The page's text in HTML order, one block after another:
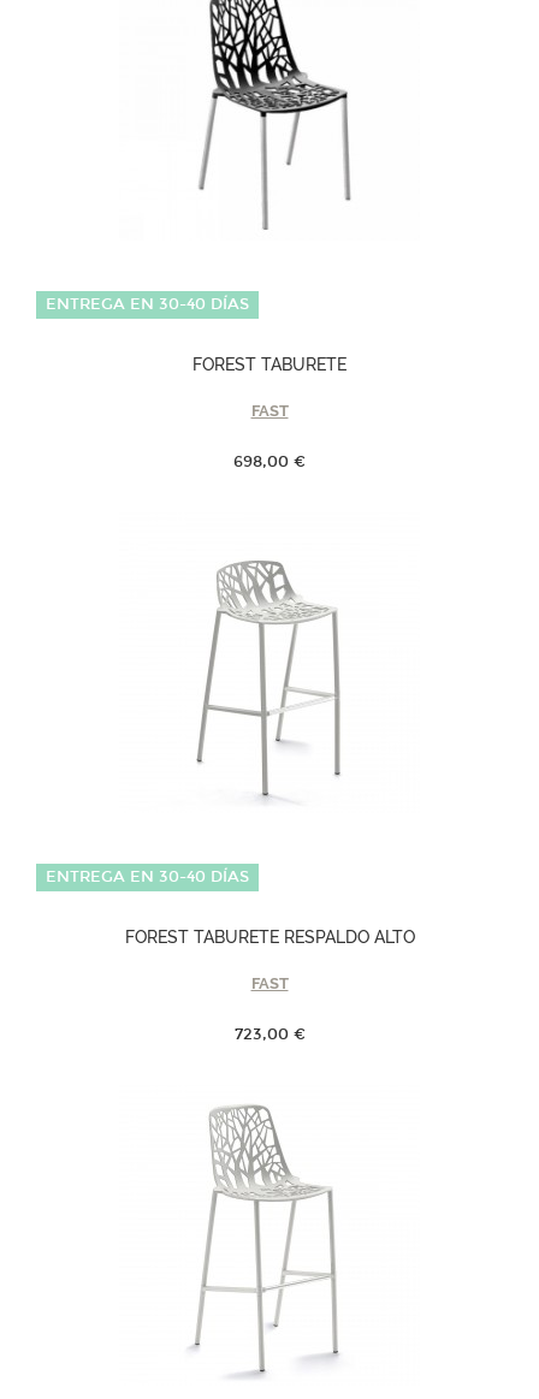
ENTREGA EN 30-40 DÍAS
FOREST TABURETE
FAST
698,00 €
ENTREGA EN 30-40 DÍAS
FOREST TABURETE RESPALDO ALTO
FAST
723,00 €